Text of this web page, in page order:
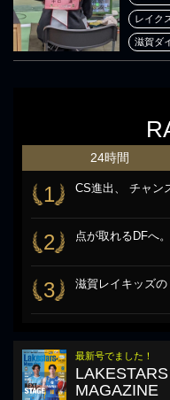
レイク
滋賀ダ
24時間
1 CS進出、 チャン
2 点が取れるDFへ
3 滋賀レイキッズ
最新号でました！
LAKESTARS
MAGAZINE